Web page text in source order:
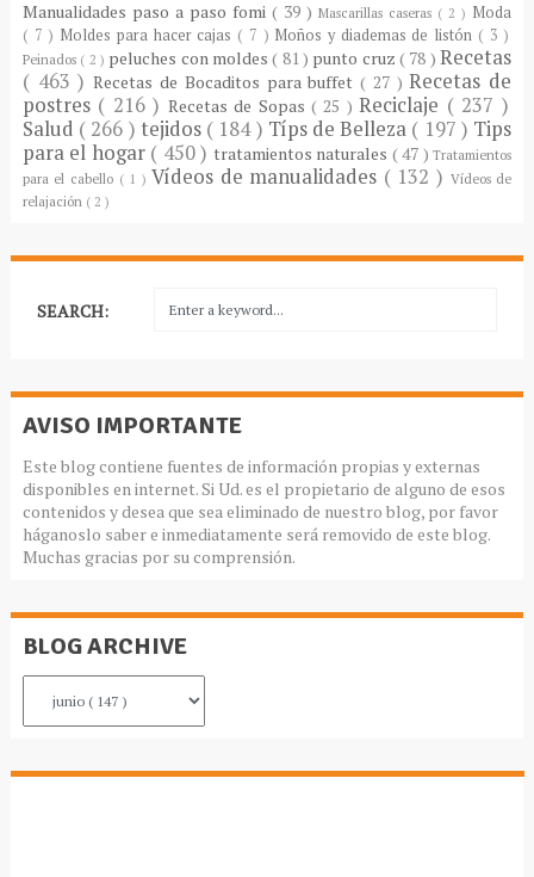
Manualidades paso a paso fomi ( 39 )Mascarillas caseras ( 2 ) Moda
( 7 ) Moldes para hacer cajas ( 7 ) Moños y diademas de listón ( 3 )
Peinados ( 2 ) peluches con moldes( 81 ) punto cruz( 78 )Recetas
( 463 )Recetas de Bocaditos para buffet( 27 )Recetas de
postres ( 216 ) Recetas de Sopas( 25 )Reciclaje ( 237 )
Salud ( 266 ) tejidos ( 184 ) Típs de Belleza ( 197 ) Tips
para el hogar ( 450 ) tratamientos naturales ( 47 )Tratamientos
para el cabello ( 1 ) Vídeos de manualidades ( 132 ) Vídeos de
relajación ( 2 )
SEARCH:
AVISO IMPORTANTE
Este blog contiene fuentes de información propias y externas
disponibles en internet. Si Ud. es el propietario de alguno de esos
contenidos y desea que sea eliminado de nuestro blog, por favor
háganoslo saber e inmediatamente será removido de este blog.
Muchas gracias por su comprensión.
BLOG ARCHIVE